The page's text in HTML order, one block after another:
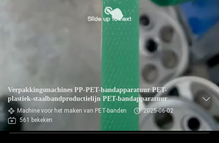
Verpakkingsmachines PP-PET-bandapparatuur PET-
plastiek-staalbandproductielijn PET-bandapparatuur
Machine voor het maken van PET-banden
2025-06-02
561 bekeken